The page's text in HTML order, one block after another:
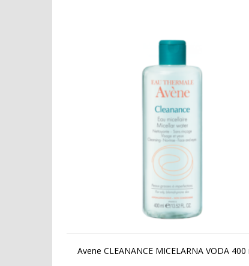
Avene CLEANANCE MICELARNA VODA 400